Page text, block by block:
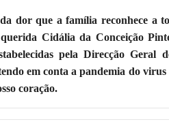
dor que a família reconhece a
Cidália da Conceição
pela Direcção Geral
em conta a pandemia do
coração.